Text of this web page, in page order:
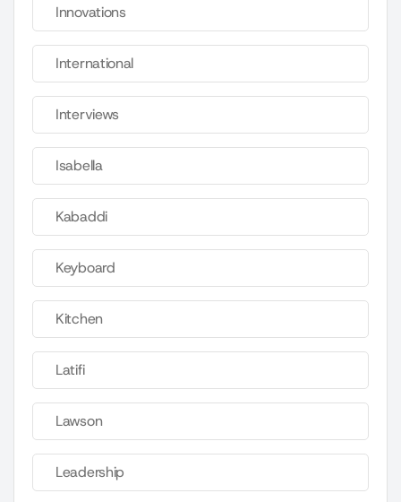
Innovations
International
Interviews
Isabella
Kabaddi
Keyboard
Kitchen
Latifi
Lawson
Leadership